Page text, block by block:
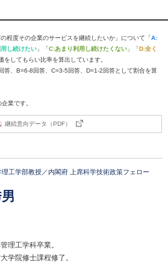
程度その企業のサービスを継続したいか」について「A:
し続けたい 」「C:あまり利用し続けたくない 」「D:全く
をしてもらい比率を算出しています。
、B=6-8回答、C=3-5回答、D=1-2回答として割合を算
業です。
継続意向データ（PDF）
理工学部教授／内閣府 上席科学技術政策フェロー
理工学科卒業。
学院修士課程修了。